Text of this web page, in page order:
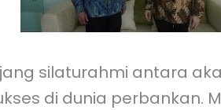
silaturahmi antara
di dunia perbankan.